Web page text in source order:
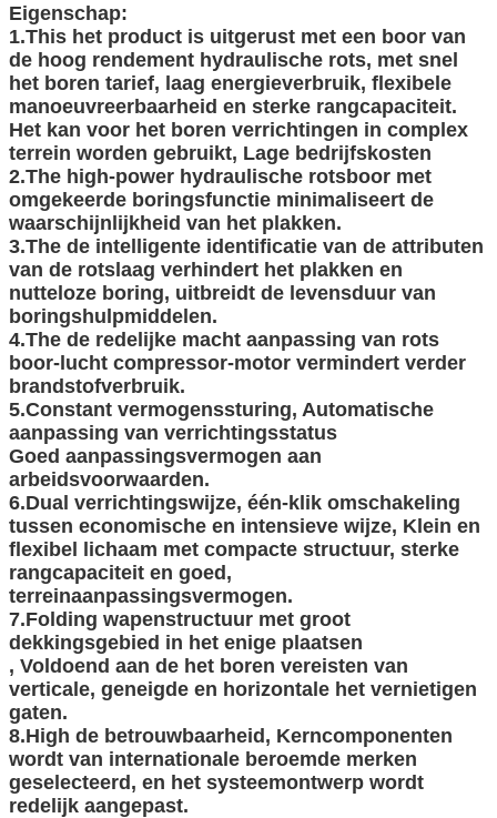
VERZENDEN
Eigenschap:
1.This het product is uitgerust met een boor van
de hoog rendement hydraulische rots, met snel
het boren tarief, laag energieverbruik, flexibele
manoeuvreerbaarheid en sterke rangcapaciteit.
Het kan voor het boren verrichtingen in complex
terrein worden gebruikt, Lage bedrijfskosten
2.The high-power hydraulische rotsboor met
omgekeerde boringsfunctie minimaliseert de
waarschijnlijkheid van het plakken.
3.The de intelligente identificatie van de attributen
van de rotslaag verhindert het plakken en
nutteloze boring, uitbreidt de levensduur van
boringshulpmiddelen.
4.The de redelijke macht aanpassing van rots
boor-lucht compressor-motor vermindert verder
brandstofverbruik.
5.Constant vermogenssturing, Automatische
aanpassing van verrichtingsstatus
Goed aanpassingsvermogen aan
arbeidsvoorwaarden.
6.Dual verrichtingswijze, één-klik omschakeling
tussen economische en intensieve wijze, Klein en
flexibel lichaam met compacte structuur, sterke
rangcapaciteit en goed,
terreinaanpassingsvermogen.
7.Folding wapenstructuur met groot
dekkingsgebied in het enige plaatsen
, Voldoend aan de het boren vereisten van
verticale, geneigde en horizontale het vernietigen
gaten.
8.High de betrouwbaarheid, Kerncomponenten
wordt van internationale beroemde merken
geselecteerd, en het systeemontwerp wordt
redelijk aangepast.